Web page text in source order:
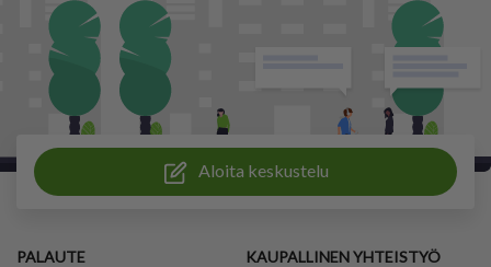
Aloita keskustelu
PALAUTE KAUPALLINEN YHTEISTYÖ